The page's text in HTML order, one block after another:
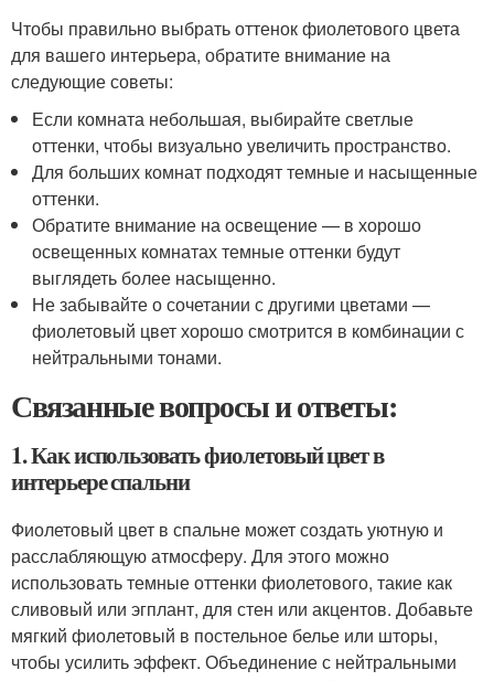
Чтобы правильно выбрать оттенок фиолетового цвета
для вашего интерьера, обратите внимание на
следующие советы:
Если комната небольшая, выбирайте светлые
оттенки, чтобы визуально увеличить пространство.
Для больших комнат подходят темные и насыщенные
оттенки.
Обратите внимание на освещение — в хорошо
освещенных комнатах темные оттенки будут
выглядеть более насыщенно.
Не забывайте о сочетании с другими цветами —
фиолетовый цвет хорошо смотрится в комбинации с
нейтральными тонами.
Связанные вопросы и ответы:
1. Как использовать фиолетовый цвет в
интерьере спальни
Фиолетовый цвет в спальне может создать уютную и
расслабляющую атмосферу. Для этого можно
использовать темные оттенки фиолетового, такие как
сливовый или эгплант, для стен или акцентов. Добавьте
мягкий фиолетовый в постельное белье или шторы,
чтобы усилить эффект. Объединение с нейтральными